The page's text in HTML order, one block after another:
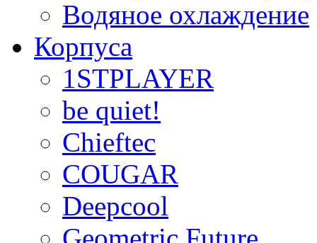
Водяное охлаждение
Корпуса
1STPLAYER
be quiet!
Chieftec
COUGAR
Deepcool